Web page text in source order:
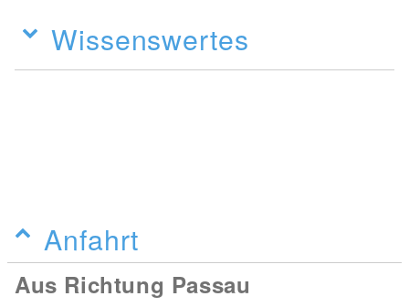
Wissenswertes
Anfahrt
Aus Richtung Passau